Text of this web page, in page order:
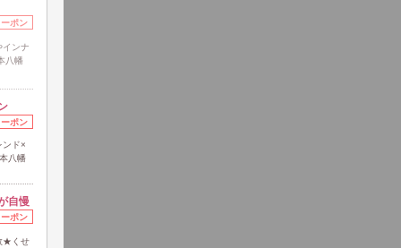
ポン
ンナ
八幡
ポン
ンド×
八幡
自慢
ポン
★くせ